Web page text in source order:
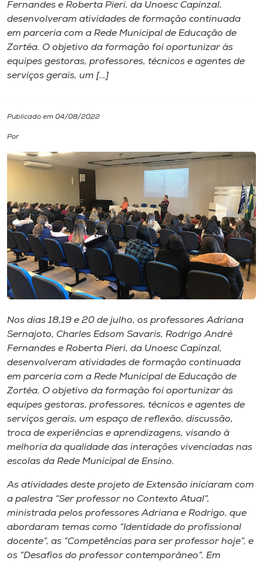
I.nova
Diplomados
Cultura
CPA
Biblioteca
Rádio
Museu
Unoesc
Selecione
A+
A-
Fernandes e Roberta Pieri, da Unoesc Capinzal,
desenvolveram atividades de formação continuada
em parceria com a Rede Municipal de Educação de
Zortéa. O objetivo da formação foi oportunizar às
equipes gestoras, professores, técnicos e agentes de
serviços gerais, um […]
Publicado em 04/08/2022
Por
Nos dias 18,19 e 20 de julho, os professores Adriana
Sernajoto, Charles Edsom Savaris, Rodrigo André
Fernandes e Roberta Pieri, da Unoesc Capinzal,
desenvolveram atividades de formação continuada
em parceria com a Rede Municipal de Educação de
Zortéa. O objetivo da formação foi oportunizar às
equipes gestoras, professores, técnicos e agentes de
serviços gerais, um espaço de reflexão, discussão,
troca de experiências e aprendizagens, visando à
melhoria da qualidade das interações vivenciadas nas
escolas da Rede Municipal de Ensino.
As atividades deste projeto de Extensão iniciaram com
a palestra “Ser professor no Contexto Atual”,
ministrada pelos professores Adriana e Rodrigo, que
abordaram temas como “Identidade do profissional
docente”, as “Competências para ser professor hoje”, e
os “Desafios do professor contemporâneo”. Em